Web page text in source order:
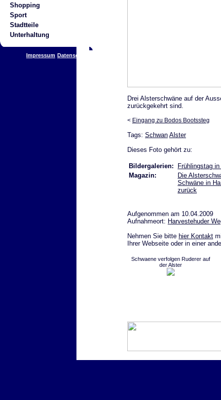
Shopping
Sport
Stadtteile
Unterhaltung
Impressum Datenschutz
Drei Alsterschwäne auf der
zurückgekehrt sind.
< Eingang zu Bodos Bootssteg
Tags: Schwan Alster
Dieses Foto gehört zu:
Bildergalerien:
Frühlingstag
Magazin:
Die
Schwäne in
zurück
Aufgenommen am 10.04.2009
Aufnahmeort: Harvestehuder
Nehmen Sie bitte hier Kontakt
Ihrer Webseite oder in einer
Schwaene verfolgen Ruderer auf
der Alster